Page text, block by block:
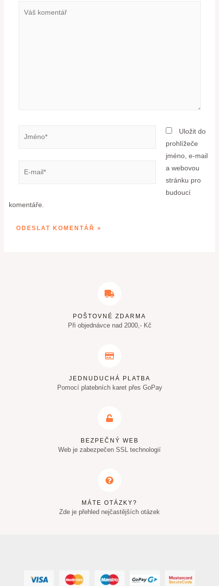
Uložit do
prohlížeče
jméno, e-mail
a webovou
stránku pro
budoucí
komentáře.
POŠTOVNÉ ZDARMA
Při objednávce nad 2000,- Kč
JEDNUDUCHÁ PLATBA
Pomocí platebních karet přes GoPay
BEZPEČNÝ WEB
Web je zabezpečen SSL technologií
MÁTE OTÁZKY?
Zde je přehled nejčastějších otázek